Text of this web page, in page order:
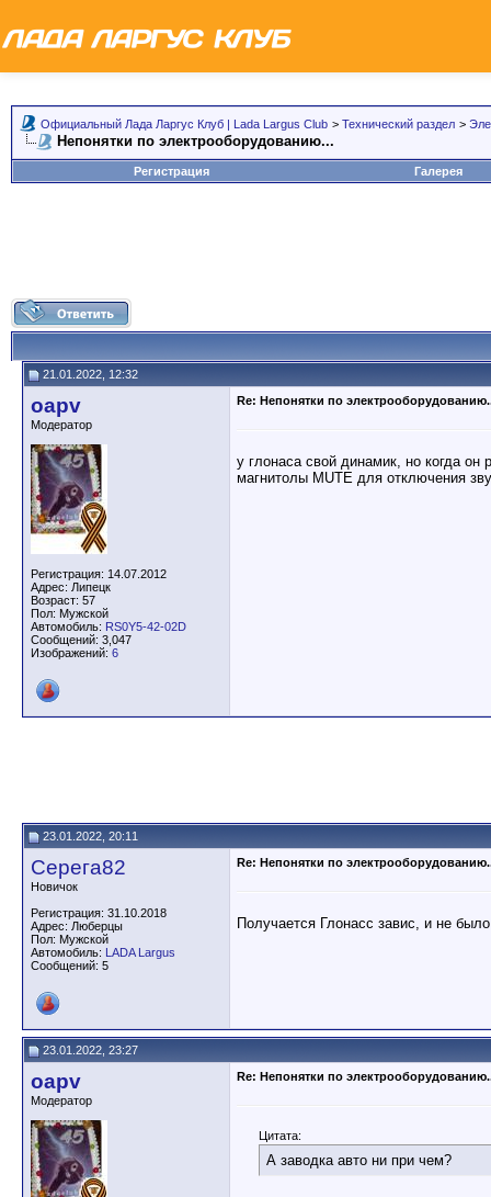
Официальный Лада Ларгус Клуб | Lada Largus Club > Технический раздел >
Непонятки по электрооборудованию...
Регистрация Галерея
21.01.2022, 12:32
oapv
Модератор
Регистрация: 14.07.2012
Адрес: Липецк
Возраст: 57
Пол: Мужской
Автомобиль: RS0Y5-42-02D
Сообщений: 3,047
Изображений: 6
Re: Непонятки по
у глонаса свой динамик, но когда он
магнитолы MUTE для отключения
23.01.2022, 20:11
Серега82
Новичок
Регистрация: 31.10.2018
Адрес: Люберцы
Пол: Мужской
Автомобиль: LADA Largus
Сообщений: 5
Re: Непонятки по
Получается Глонасс завис, и не
23.01.2022, 23:27
oapv
Модератор
Re: Непонятки по
Цитата:
А заводка авто ни при чем?